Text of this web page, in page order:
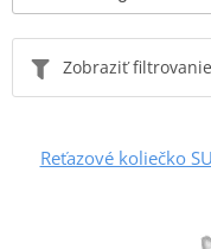
Zobraziť filtrovanie
Reťazové koliečko